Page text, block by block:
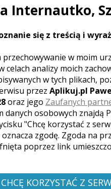
Ewelina - Białystok
1800 zł / sesja
Ocena: 4,81 / 5
Poleceń: 247
Nietuzinkowy reportaż z
styl. Doświadczenie.
niepowtarzalnych
Internautko,
się z treścią i
przechowywanie w moim
celach analizy moich
w tych plikach,
przez Aplikuj.pl
oraz jego Zaufanych
danych osobowych znajdą
"Chcę korzystać z
zgodę. Zgoda na
poprzez link
CHCĘ KORZYSTAĆ Z